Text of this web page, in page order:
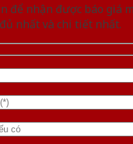
để nhận được báo giá
đủ nhất và chi tiết nhất.